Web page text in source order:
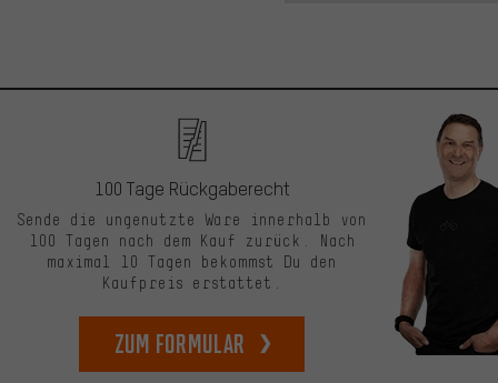
100 Tage Rückgaberecht
Sende die ungenutzte Ware innerhalb von
100 Tagen nach dem Kauf zurück. Nach
maximal 10 Tagen bekommst Du den
Kaufpreis erstattet.
zum Formular